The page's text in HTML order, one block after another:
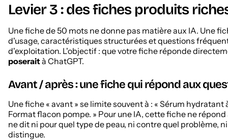
Levier 3 : des fiches produits
Une fiche de 50 mots ne donne pas matière aux IA. Une
d'usage, caractéristiques structurées et questions
d'exploitation. L'objectif : que votre fiche réponde
poseraità ChatGPT.
Avant / après : une fiche qui répond aux
Une fiche « avant » se limite souvent à : « Sérum
Format flacon pompe. » Pour une IA, cette fiche ne
ne dit ni pour quel type de peau, ni contre quel problème,
distingue.